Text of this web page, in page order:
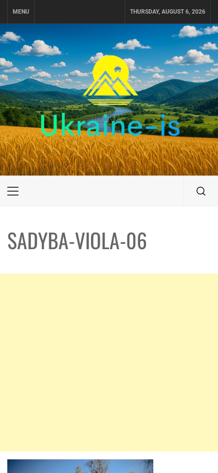
MENU THURSDAY, AUGUST 6, 2026
UKRAINE-IS
ПОДОРОЖI ПО УКРАЇНІ
Primary
SADYBA-VIOLA-06